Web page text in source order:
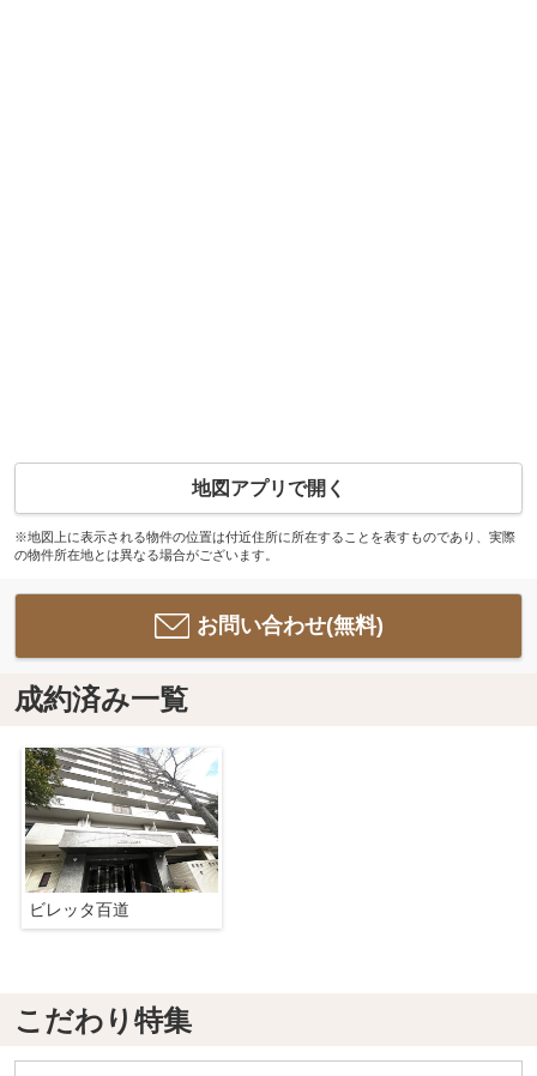
地図アプリで開く
※地図上に表示される物件の位置は付近住所に所在することを表すものであり、実際
の物件所在地とは異なる場合がございます。
お問い合わせ(無料)
成約済み一覧
ビレッタ百道
こだわり特集